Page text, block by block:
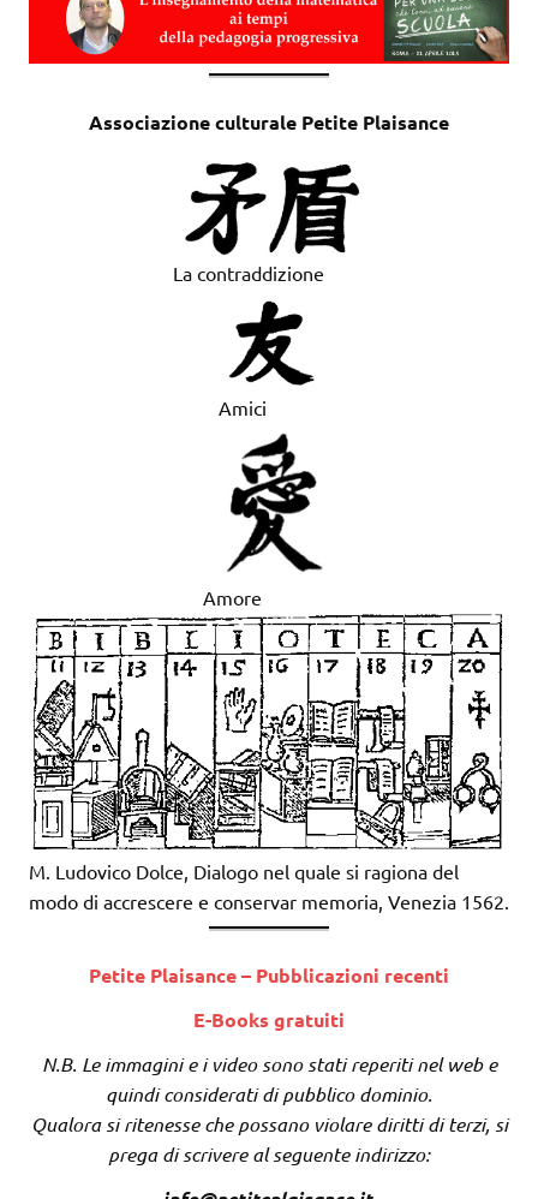
Associazione culturale Petite Plaisance
La contraddizione
Amici
Amore
M. Ludovico Dolce, Dialogo nel quale si ragiona del
modo di accrescere e conservar memoria, Venezia 1562.
Petite Plaisance – Pubblicazioni recenti
E-Books gratuiti
N.B. Le immagini e i video sono stati reperiti nel web e
quindi considerati di pubblico dominio.
Qualora si ritenesse che possano violare diritti di terzi, si
prega di scrivere al seguente indirizzo: